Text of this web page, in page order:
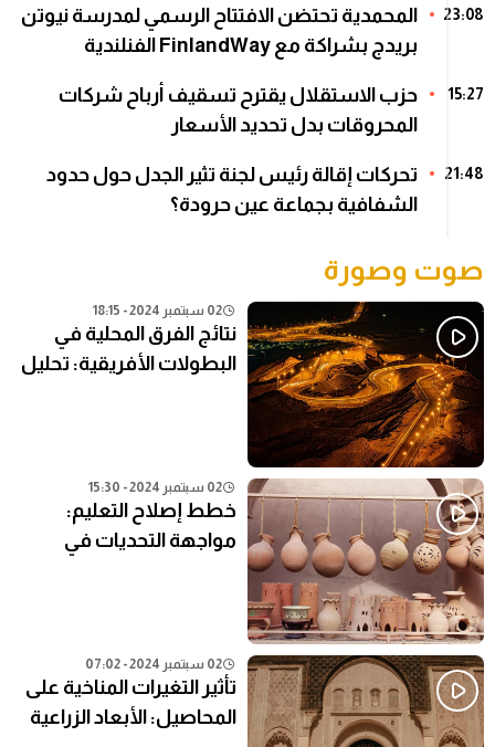
23:08
المحمدية تحتضن الافتتاح الرسمي لمدرسة نيوتن
بريدج بشراكة مع FinlandWay الفنلندية
15:27
حزب الاستقلال يقترح تسقيف أرباح شركات
المحروقات بدل تحديد الأسعار
21:48
تحركات إقالة رئيس لجنة تثير الجدل حول حدود
الشفافية بجماعة عين حرودة؟
صوت وصورة
02 سبتمبر 2024 - 18:15
نتائج الفرق المحلية في
البطولات الأفريقية: تحليل
02 سبتمبر 2024 - 15:30
خطط إصلاح التعليم:
مواجهة التحديات في
02 سبتمبر 2024 - 07:02
تأثير التغيرات المناخية على
المحاصيل: الأبعاد الزراعية